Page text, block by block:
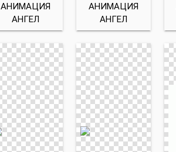
АНИМАЦИЯ
АНГЕЛ
АНИМАЦИЯ
АНГЕЛ